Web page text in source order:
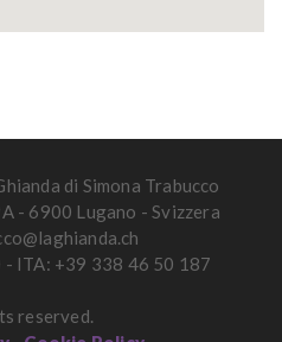
di Simona Trabucco
- 6900 Lugano - Svizzera
ITA: +39 338 46 50 187
reserved.